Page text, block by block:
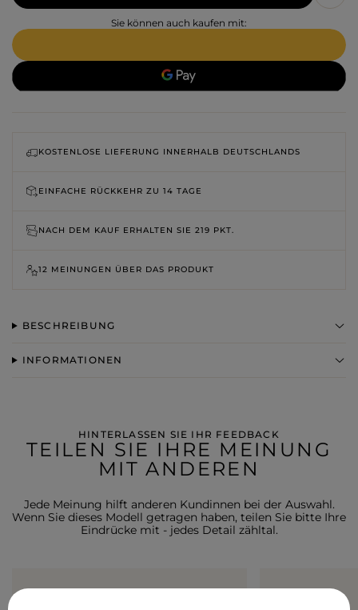
Sie können auch kaufen mit:
KOSTENLOSE LIEFERUNG INNERHALB DEUTSCHLANDS
EINFACHE RÜCKKEHR ZU 14 TAGE
NACH DEM KAUF ERHALTEN SIE 219 PKT.
12 MEINUNGEN ÜBER DAS PRODUKT
BESCHREIBUNG
INFORMATIONEN
HINTERLASSEN SIE IHR FEEDBACK
TEILEN SIE IHRE MEINUNG
MIT ANDEREN
Jede Meinung hilft anderen Kundinnen bei der Auswahl.
Wenn Sie dieses Modell getragen haben, teilen Sie bitte Ihre
Eindrücke mit - jedes Detail zähltal.